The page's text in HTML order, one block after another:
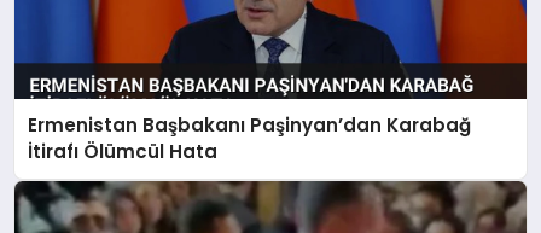
MAGAZIN
SAĞLIK
EĞITIM
Ermenistan Başbakanı Paşinyan’dan Karabağ
İtirafı Ölümcül Hata